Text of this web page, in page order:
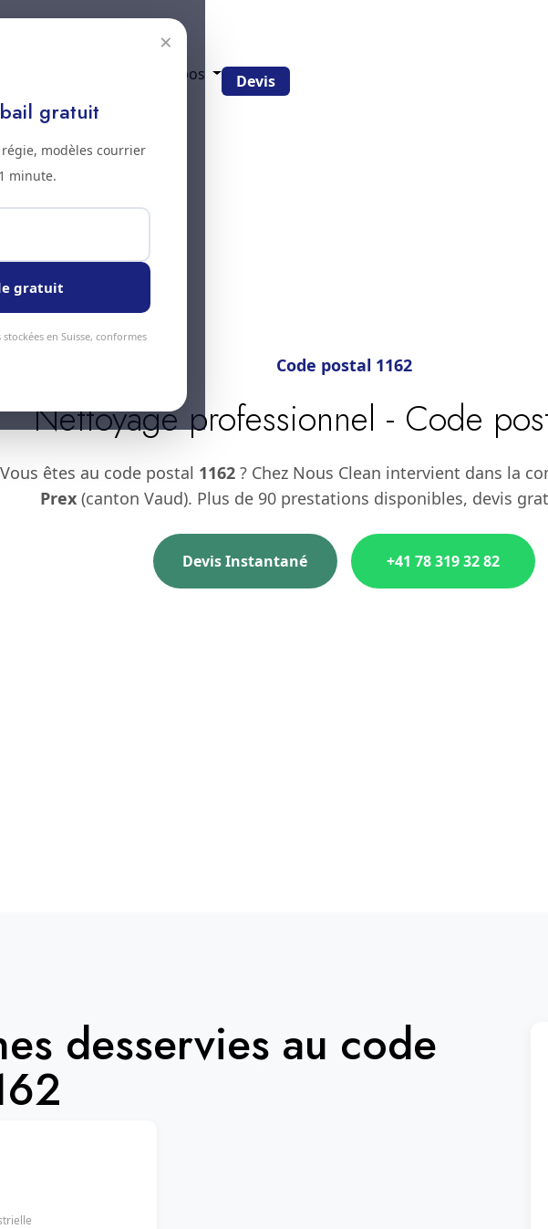
À propos Devis
Code postal 1162
Nettoyage professionnel - Code
Vous êtes au code postal 1162? Chez Nous Clean intervient dans la
Prex(canton Vaud). Plus de 90 prestations disponibles, devis
Devis Instantané +41 78 319 32 82
desservies au code
×
gratuit
modèles courrier
minute.
gratuit
en Suisse, conformes